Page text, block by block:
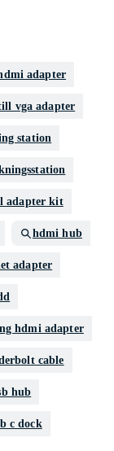
adapter
vga adapter
station
adapter kit
hdmi hub
adapter
hdmi adapter
cable
hub
c dock